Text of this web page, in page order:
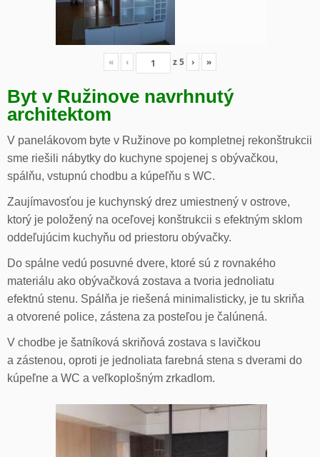
« ‹ z5 › »
Byt v Ružinove navrhnutý
architektom
V panelákovom byte v Ružinove po kompletnej rekonštrukcii
sme riešili nábytky do kuchyne spojenej s obývačkou,
spálňu, vstupnú chodbu a kúpeľňu s WC.
Zaujímavosťou je kuchynský drez umiestnený v ostrove,
ktorý je položený na oceľovej konštrukcii s efektným sklom
oddeľujúcim kuchyňu od priestoru obývačky.
Do spálne vedú posuvné dvere, ktoré sú z rovnakého
materiálu ako obývačková zostava a tvoria jednoliatu
efektnú stenu. Spálňa je riešená minimalisticky, je tu skriňa
a otvorené police, zástena za posteľou je čalúnená.
V chodbe je šatníková skriňová zostava s lavičkou
a zástenou, oproti je jednoliata farebná stena s dverami do
kúpeľne a WC a veľkoplošným zrkadlom.